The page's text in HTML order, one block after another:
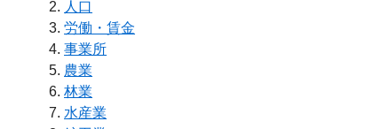
人口
労働・賃金
事業所
農業
林業
水産業